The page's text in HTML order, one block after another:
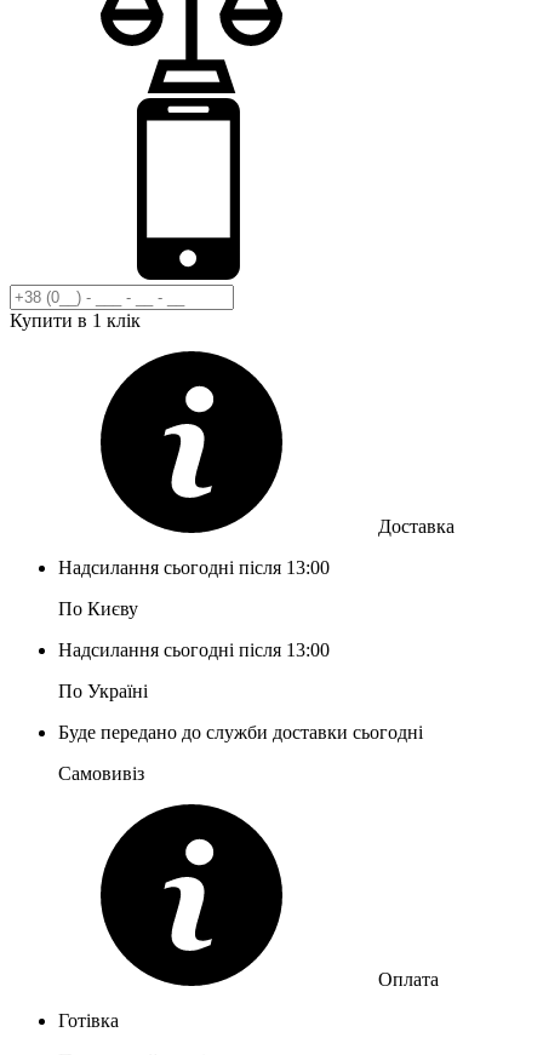
Купити в 1 клік
Доставка
Надсилання сьогодні після 13:00
По Києву
Надсилання сьогодні після 13:00
По Україні
Буде передано до служби доставки сьогодні
Самовивіз
Оплата
Готівка